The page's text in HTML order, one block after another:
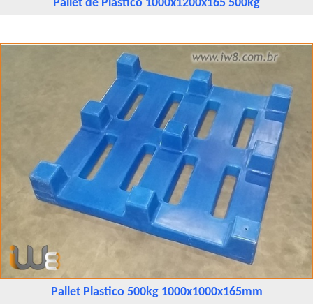
Pallet de Plastico 1000x1200x165 500kg
Pallet Plastico 500kg 1000x1000x165mm